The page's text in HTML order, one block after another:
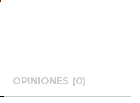
OPINIONES (0)